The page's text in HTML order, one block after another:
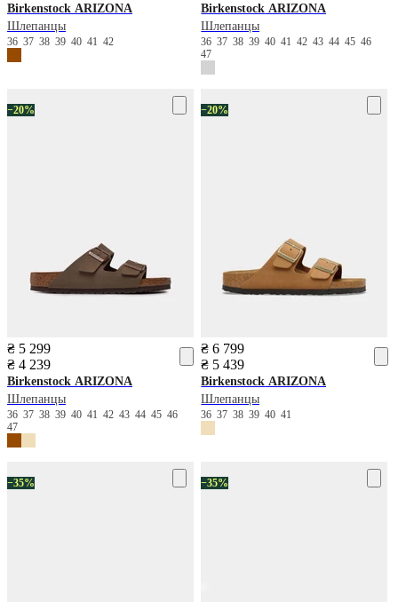
Birkenstock ARIZONA
Шлепанцы
36 37 38 39 40 41 42
Birkenstock ARIZONA
Шлепанцы
3637383940414243444546
47
−20%
₴ 5 299
₴ 4 239
Birkenstock ARIZONA
Шлепанцы
36 37 38 39 40 41 42 43 44 45 46
47
−20%
₴ 6 799
₴ 5 439
Birkenstock ARIZONA
Шлепанцы
363738394041
−35% −35%